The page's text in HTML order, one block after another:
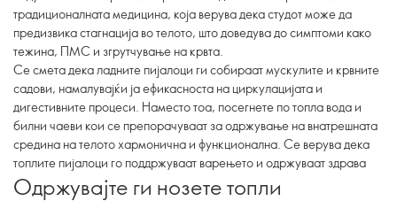
традиционалната медицина, која верува дека студот може да
предизвика стагнација во телото, што доведува до симптоми како
тежина, ПМС и згрутчување на крвта.
Се смета дека ладните пијалоци ги собираат мускулите и крвните
садови, намалувајќи ја ефикасноста на циркулацијата и
дигестивните процеси. Наместо тоа, посегнете по топла вода и
билни чаеви кои се препорачуваат за одржување на внатрешната
средина на телото хармонична и функционална. Се верува дека
топлите пијалоци го поддржуваат варењето и одржуваат здрава
Одржувајте ги нозете топли